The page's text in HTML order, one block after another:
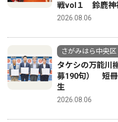
戦vol１ 鈴鹿神
2026.08.06
さがみはら中央
タケシの万能川
募190句） 短冊
生
2026.08.06